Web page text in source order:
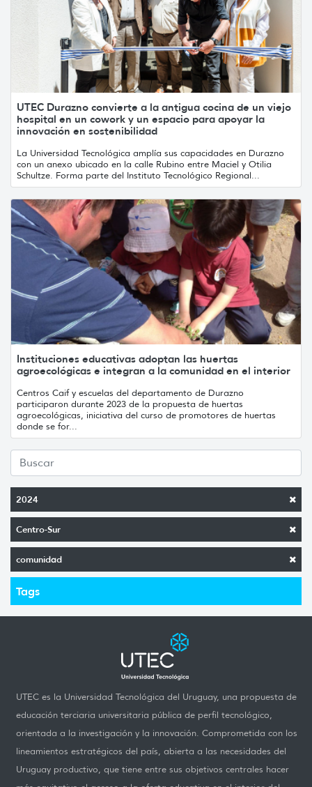
2024
Centro-Sur
comunidad
Tags
UTEC Durazno convierte a la antigua cocina de un viejo
hospital en un cowork y un espacio para apoyar la
innovación en sostenibilidad
La Universidad Tecnológica amplía sus capacidades en Durazno
con un anexo ubicado en la calle Rubino entre Maciel y Otilia
Schultze. Forma parte del Instituto Tecnológico Regional...
Instituciones educativas adoptan las huertas
agroecológicas e integran a la comunidad en el interior
Centros Caif y escuelas del departamento de Durazno
participaron durante 2023 de la propuesta de huertas
agroecológicas, iniciativa del curso de promotores de huertas
donde se for...
UTEC es la Universidad Tecnológica del Uruguay, una propuesta de
educación terciaria universitaria pública de perfil tecnológico,
orientada a la investigación y la innovación. Comprometida con los
lineamientos estratégicos del país, abierta a las necesidades del
Uruguay productivo, que tiene entre sus objetivos centrales hacer